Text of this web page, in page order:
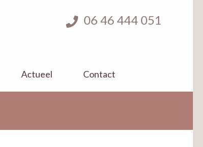
06 46 444 051
Actueel Contact